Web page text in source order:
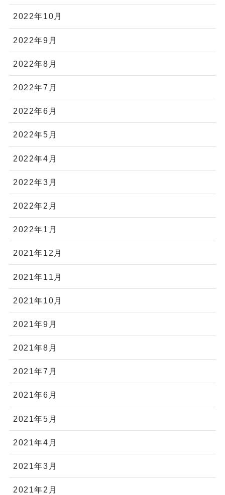
2022年10月
2022年9月
2022年8月
2022年7月
2022年6月
2022年5月
2022年4月
2022年3月
2022年2月
2022年1月
2021年12月
2021年11月
2021年10月
2021年9月
2021年8月
2021年7月
2021年6月
2021年5月
2021年4月
2021年3月
2021年2月